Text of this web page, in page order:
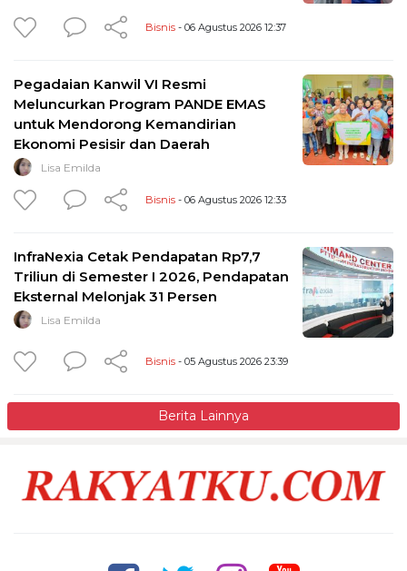
Bisnis - 06 Agustus 2026 12:37
Pegadaian Kanwil VI Resmi
Meluncurkan Program PANDE EMAS
untuk Mendorong Kemandirian
Ekonomi Pesisir dan Daerah
Lisa Emilda
Bisnis - 06 Agustus 2026 12:33
InfraNexia Cetak Pendapatan Rp7,7
Triliun di Semester I 2026, Pendapatan
Eksternal Melonjak 31 Persen
Lisa Emilda
Bisnis - 05 Agustus 2026 23:39
Berita Lainnya